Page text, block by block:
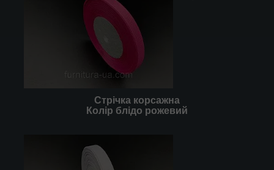
Стрічка корсажна
Колір блідо рожевий